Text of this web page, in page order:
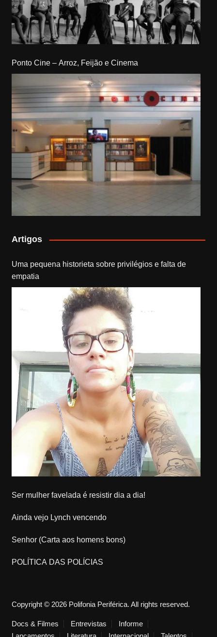
Ponto Cine – Arroz, Feijão e Cinema
Artigos
Uma pequena historieta sobre privilégios e falta de
empatia
Ser mulher favelada é resistir dia a dia!
Ainda vejo Lynch vencendo
Senhor (Carta aos homens bons)
POLÍTICA DAS POLÍCIAS
Copyright © 2026 Polifonia Periférica. All rights reserved.
Docs & Filmes Entrevistas
Informe